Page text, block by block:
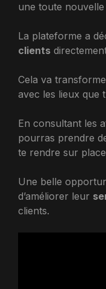
une toute
La plateforme a
clients
Cela va
avec les lieux que
En consultant les
pourras prendre
te rendre sur
Une belle
d’améliorer leur
clients.